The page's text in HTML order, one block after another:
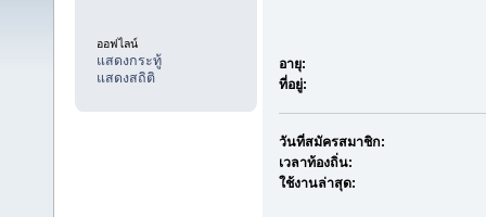
ออฟไลน์
แสดงกระทู้
แสดงสถิติ
อายุ:
ที่อยู่:
วันที่สมัครสมาชิก:
เวลาท้องถิ่น:
ใช้งานล่าสุด: